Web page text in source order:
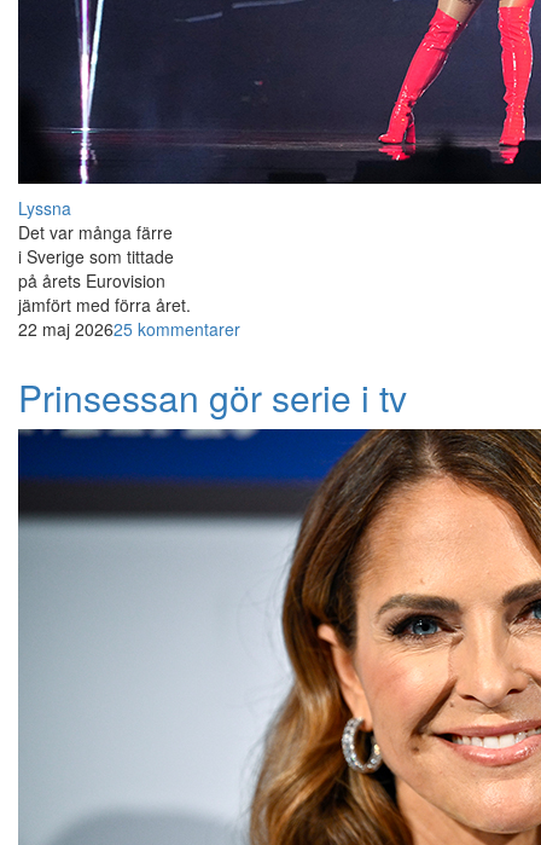
Lyssna
Det var många färre
i Sverige som tittade
på årets Eurovision
jämfört med förra året.
22 maj 202625 kommentarer
Prinsessan gör serie i tv